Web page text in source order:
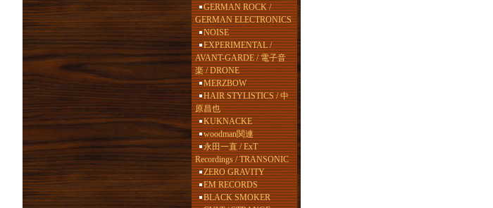
GERMAN ROCK /
GERMAN ELECTRONICS
NOISE
EXPERIMENTAL /
AVANT-GARDE / 電子音
楽 / DRONE
MERZBOW
HAIR STYLISTICS / 中
原昌也
KUKNACKE
woodman関連
永田一直 / ExT
Recordings / TRANSONIC
ZERO GRAVITY
EM RECORDS
BLACK SMOKER